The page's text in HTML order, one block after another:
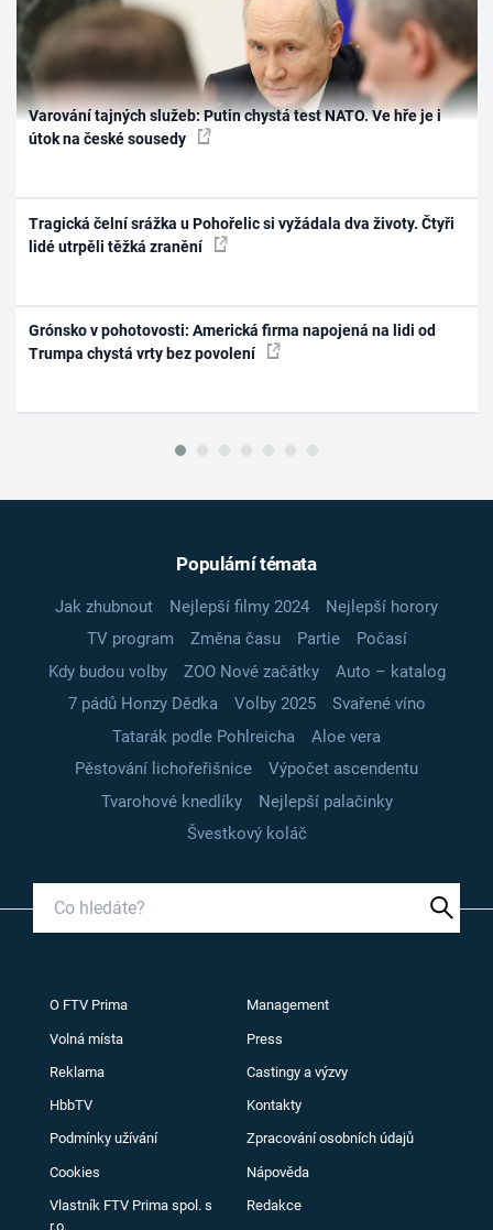
Varování tajných služeb: Putin chystá test NATO. Ve hře je i
útok na české sousedy
Tragická čelní srážka u Pohořelic si vyžádala dva životy. Čtyři
lidé utrpěli těžká zranění
Grónsko v pohotovosti: Americká firma napojená na lidi od
Trumpa chystá vrty bez povolení
Populární témata
Jak zhubnout Nejlepší filmy 2024
Nejlepší horory
TV program
Změna času Partie
Počasí
Kdy budou volby
ZOO Nové začátky
Auto – katalog
7 pádů Honzy Dědka
Volby 2025
Svařené víno
Tatarák podle Pohlreicha
Aloe vera
Pěstování lichořeřišnice
Výpočet ascendentu
Tvarohové knedlíky
Nejlepší palačinky
Švestkový koláč
O FTV Prima Management
Volná místa Press
Reklama Castingy a výzvy
HbbTV Kontakty
Podmínky užívání Zpracování osobních údajů
Cookies Nápověda
Vlastník FTV Prima spol. s
r.o.
Redakce